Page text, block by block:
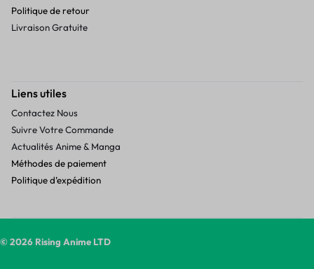
Politique de retour
Livraison Gratuite
Liens utiles
Contactez Nous
Suivre Votre Commande
Actualités Anime & Manga
Méthodes de paiement
Politique d’expédition
© 2026 Rising Anime LTD